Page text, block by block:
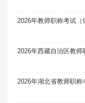
2026年教师职称考试
2026年湖北省教师职